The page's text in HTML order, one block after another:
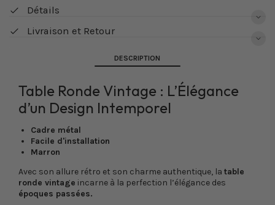
Détails
Livraison et Retour
DESCRIPTION
Table Ronde Vintage : L’Élégance
d’un Design Intemporel
Cadre métal
Facile d'installation
Marron
Avec son allure rétro et son charme authentique, la table
ronde vintage incarne à la perfection l’élégance des
époques passées.